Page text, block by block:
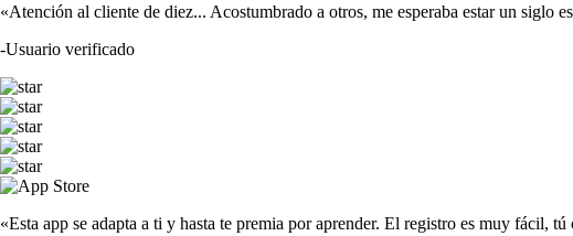
«Atención al cliente de diez... Acostumbrado a otros, me esperaba estar un siglo
-Usuario verificado
«Esta app se adapta a ti y hasta te premia por aprender. El registro es muy fácil,